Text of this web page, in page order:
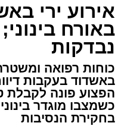
אירוע ירי
באורח
נבדקות
כוחות רפואה
באשדוד בעקבות
הפצוע פונה לקבלת
כשמצבו מוגדר
בחקירת הנסיבות